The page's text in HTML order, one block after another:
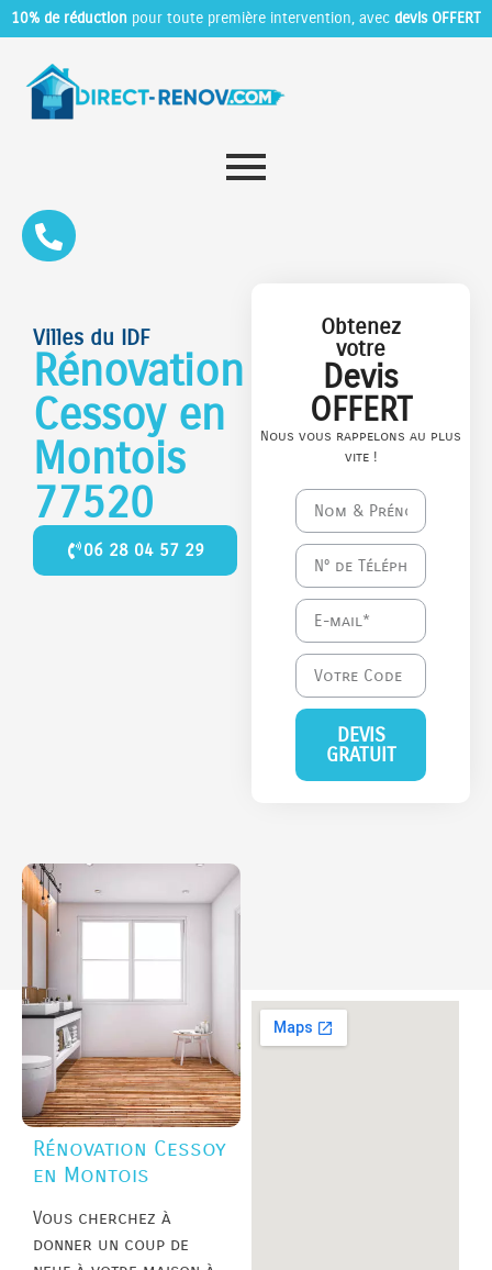
10% de réduction pour toute première intervention, avec devis OFFERT
Villes du IDF
Rénovation
Cessoy en
Montois
77520
06 28 04 57 29
Obtenez
votre
Devis
OFFERT
Nous vous rappelons au plus
vite !
DEVIS
GRATUIT
Rénovation Cessoy
en Montois
Vous cherchez à
donner un coup de